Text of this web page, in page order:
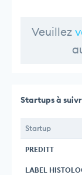
Veuillez
Startups à
Startup
PREDITT
LABEL